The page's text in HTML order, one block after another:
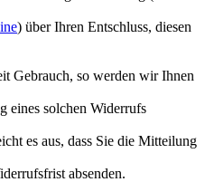
) über Ihren Entschluss, diesen
Gebrauch, so werden wir Ihnen
eines solchen Widerrufs
es aus, dass Sie die Mitteilung
absenden.